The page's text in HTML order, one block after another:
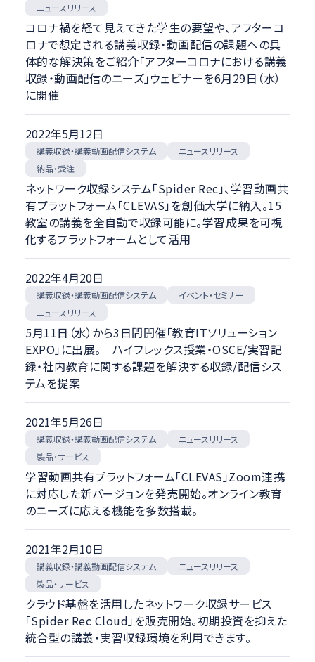
ニュースリリース
コロナ禍を経て見えてきた学生の要望や、アフターコ
ロナで想定される講義収録・動画配信の課題への具
体的な解決策をご紹介「アフターコロナにおける講義
収録・動画配信のニーズ」ウェビナーを6月29日（水）
に開催
2022年5月12日
講義収録・講義動画配信システム ニュースリリース
納品・受注
ネットワーク収録システム「Spider Rec」、学習動画共
有プラットフォーム「CLEVAS」を創価大学に納入。15
教室の講義を全自動で収録可能に。学習成果を可視
化するプラットフォームとして活用
2022年4月20日
講義収録・講義動画配信システム イベント・セミナー
ニュースリリース
5月11日（水）から3日間開催「教育ITソリューション
EXPO」に出展。 ハイフレックス授業・OSCE/実習記
録・社内教育に関する課題を解決する収録/配信シス
テムを提案
2021年5月26日
講義収録・講義動画配信システム ニュースリリース
製品・サービス
学習動画共有プラットフォーム「CLEVAS」Zoom連携
に対応した新バージョンを発売開始。オンライン教育
のニーズに応える機能を多数搭載。
2021年2月10日
講義収録・講義動画配信システム ニュースリリース
製品・サービス
クラウド基盤を活用したネットワーク収録サービス
「Spider Rec Cloud」を販売開始。初期投資を抑えた
統合型の講義・実習収録環境を利用できます。